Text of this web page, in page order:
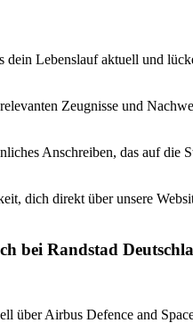
dein Lebenslauf aktuell und
Zeugnisse und
Anschreiben, das auf
dich direkt über unsere
bei Randstad
über Airbus Defence and